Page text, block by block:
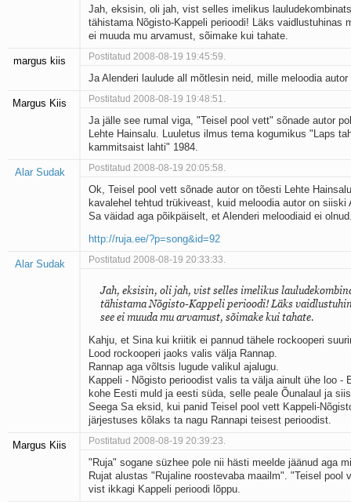
Jah, eksisin, oli jah, vist selles imelikus
tähistama Nõgisto-Kappeli perioodi! Läks vaidlustuhinas
ei muuda mu arvamust, sõimake kui tahate.
margus kiis Postitatud 2008-08-19 19:45:59.
Ja Alenderi laulude all mõtlesin neid, mille meloodia autor
Margus Kiis Postitatud 2008-08-19 19:48:51.
Ja jälle see rumal viga, "Teisel pool vett" sõnade autor
Lehte Hainsalu. Luuletus ilmus tema kogumikus "Laps
kammitsaist lahti" 1984.
Alar Sudak Postitatud 2008-08-19 20:05:58.
Ok, Teisel pool vett sõnade autor on tõesti Lehte
kavalehel tehtud trükiveast, kuid meloodia autor on siiski
Sa väidad aga põikpäiselt, et Alenderi meloodiaid ei
http://ruja.ee/?p=song&id=92
Alar Sudak Postitatud 2008-08-19 20:33:33.
Jah, eksisin, oli jah, vist selles imelikus
tähistama Nõgisto-Kappeli perioodi! Läks
see ei muuda mu arvamust, sõimake kui tahate.
Kahju, et Sina kui kriitik ei pannud tähele rockooperi
Lood rockooperi jaoks valis välja Rannap.
Rannap aga võltsis lugude valikul ajalugu.
Kappeli - Nõgisto perioodist valis ta välja ainult ühe loo -
kohe Eesti muld ja eesti süda, selle peale Õunalaul ja
Seega Sa eksid, kui panid Teisel pool vett Kappeli-
järjestuses kõlaks ta nagu Rannapi teisest perioodist.
Margus Kiis Postitatud 2008-08-19 20:39:23.
"Ruja" sogane süzhee pole nii hästi meelde jäänud aga
Rujat alustas "Rujaline roostevaba maailm". "Teisel pool
vist ikkagi Kappeli perioodi lõppu.